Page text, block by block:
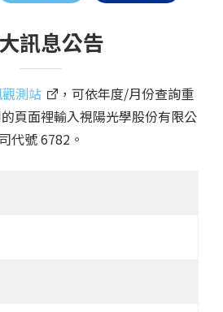
訊息公告
測站
，可依年度/月份查詢重
頁面裡輸入視陽光學股份有限公
司代號 6782。